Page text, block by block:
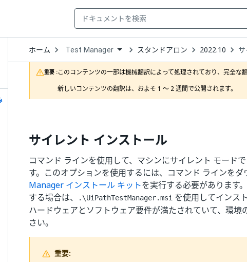
ホーム Open
Dropdown
to
choose
product
Test Manager スタンドアロン 2022.10
重要 :このコンテンツの一部は機械翻訳によって処理されており、完全な
新しいコンテンツの翻訳は、およそ 1 ～ 2 週間で公開されます。
サイレント インストール
コマンド ラインを使用して、マシンにサイレント モード
す。このオプションを使用するには、コマンド ラインをダ
Manager インストール キットを実行する必要があります
する場合は、
.\UiPathTestManager.msi を使用してインス
ハードウェアとソフトウェア要件が満たされていて、環
さい。
重要: